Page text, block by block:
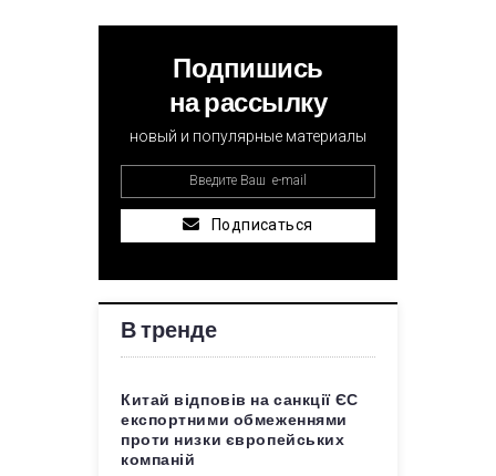
Подпишись
на рассылку
новый и популярные материалы
Подписаться
В тренде
Китай відповів на санкції ЄС
експортними обмеженнями
проти низки європейських
компаній